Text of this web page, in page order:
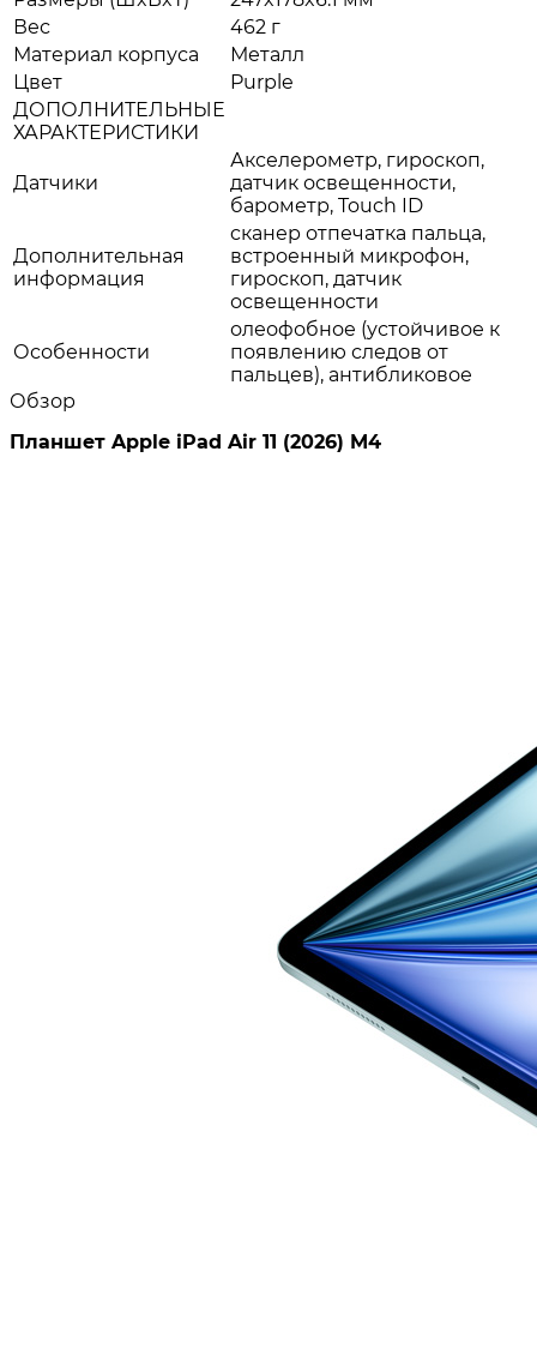
Вес
462 г
Материал корпуса
Металл
Цвет
Purple
ДОПОЛНИТЕЛЬНЫЕ
ХАРАКТЕРИСТИКИ
Датчики
Акселерометр, гироскоп,
датчик освещенности,
барометр, Touch ID
Дополнительная
информация
cканер отпечатка пальца,
встроенный микрофон,
гироскоп, датчик
освещенности
Особенности
олеофобное (устойчивое к
появлению следов от
пальцев), антибликовое
Обзор
Планшет Apple iPad Air 11 (2026) M4